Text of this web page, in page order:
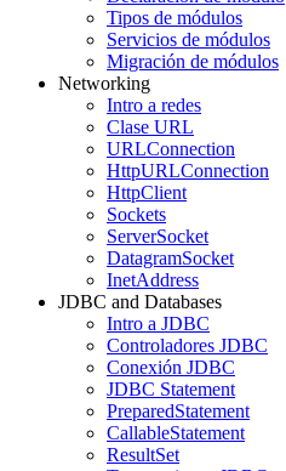
Tipos de módulos
Servicios de módulos
Migración de módulos
Networking
Intro a redes
Clase URL
URLConnection
HttpURLConnection
HttpClient
Sockets
ServerSocket
DatagramSocket
InetAddress
JDBC and Databases
Intro a JDBC
Controladores JDBC
Conexión JDBC
JDBC Statement
PreparedStatement
CallableStatement
ResultSet